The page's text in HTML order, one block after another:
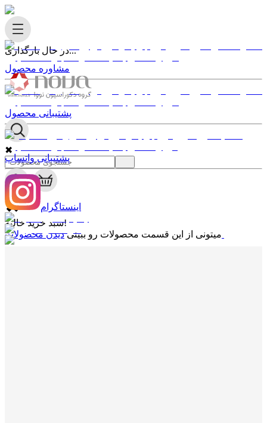
در حال بارگذاری...
✖
0
✖
سبد خرید خالیه!
میتونی از این قسمت محصولات رو ببینی
مشاوره محصول
پشتیبانی محصول
پشتیبانی واتساپ
اینستاگرام